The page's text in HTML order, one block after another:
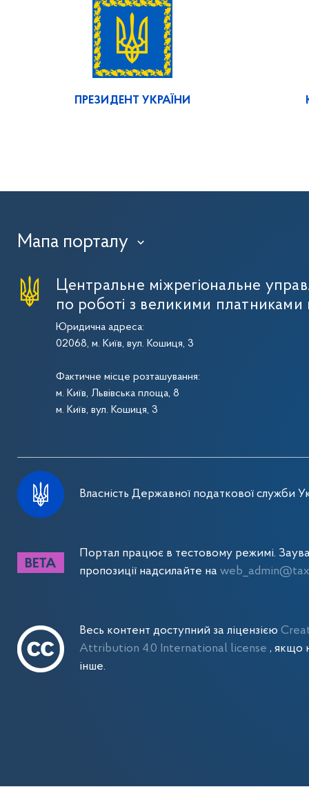
ПРЕЗИДЕНТ УКРАЇНИ
Мапа порталу ›
Центральне міжрегіональне
по роботі з великими платниками
Юридична адреса:
02068, м. Київ, вул. Кошиця, 3
Фактичне місце розташування:
м. Київ, Львівська площа, 8
м. Київ, вул. Кошиця, 3
Власність Державної податкової служби
Портал працює в тестовому режимі.
пропозиції надсилайте на
Весь контент доступний за ліцензією
Attribution 4.0 International license , якщо
інше.